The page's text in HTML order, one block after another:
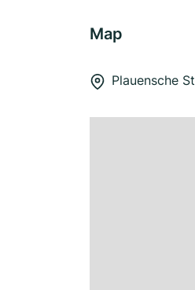
Map
Plauensche